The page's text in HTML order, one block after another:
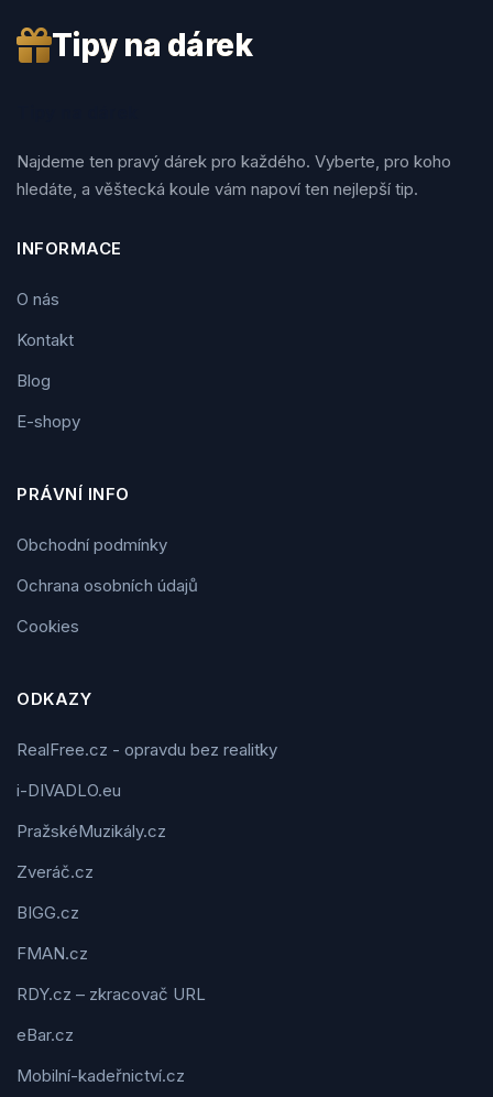
Tipy na dárek
Najdeme ten pravý dárek pro každého. Vyberte, pro koho
hledáte, a věštecká koule vám napoví ten nejlepší tip.
INFORMACE
O nás
Kontakt
Blog
E-shopy
PRÁVNÍ INFO
Obchodní podmínky
Ochrana osobních údajů
Cookies
ODKAZY
RealFree.cz - opravdu bez realitky
i-DIVADLO.eu
PražskéMuzikály.cz
Zveráč.cz
BIGG.cz
FMAN.cz
RDY.cz – zkracovač URL
eBar.cz
Mobilní-kadeřnictví.cz